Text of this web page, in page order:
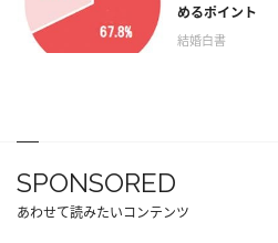
めるポイント
結婚白書
SPONSORED
あわせて読みたいコンテンツ